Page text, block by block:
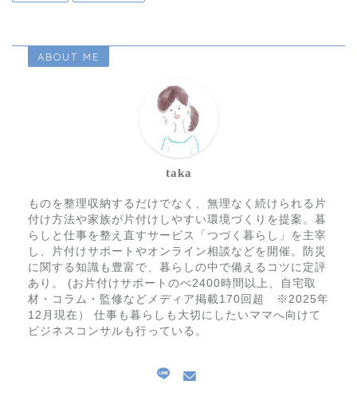
ABOUT ME
taka
ものを整理収納するだけでなく、無理なく続けられる片
付け方法や家族が片付けしやすい環境づくりを提案。暮
らしと仕事を整え直すサービス「つづく暮らし」を主宰
し、片付けサポートやオンライン相談などを開催。防災
に関する知識も豊富で、暮らしの中で備えるコツに定評
あり。 (お片付けサポートのべ2400時間以上、自宅取
材・コラム・監修などメディア掲載170回超 ※2025年
12月現在） 仕事も暮らしも大切にしたいママへ向けて
ビジネスコンサルも行っている。